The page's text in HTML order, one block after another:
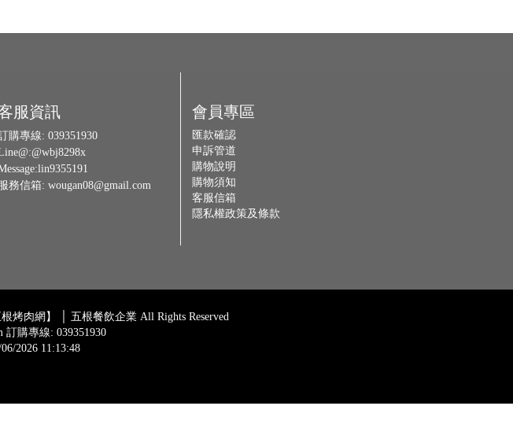
服資訊
購專線: 039351930
@wbj8298x
lin9355191
務信箱: wougan08@gmail.com
會員專區
匯款確認
申訴管道
購物說明
購物須知
客服信箱
隱私權政策及條款
根烤肉網】 │ 五根餐飲企業 All Rights Reserved
訂購專線: 039351930
2026 11:13:48